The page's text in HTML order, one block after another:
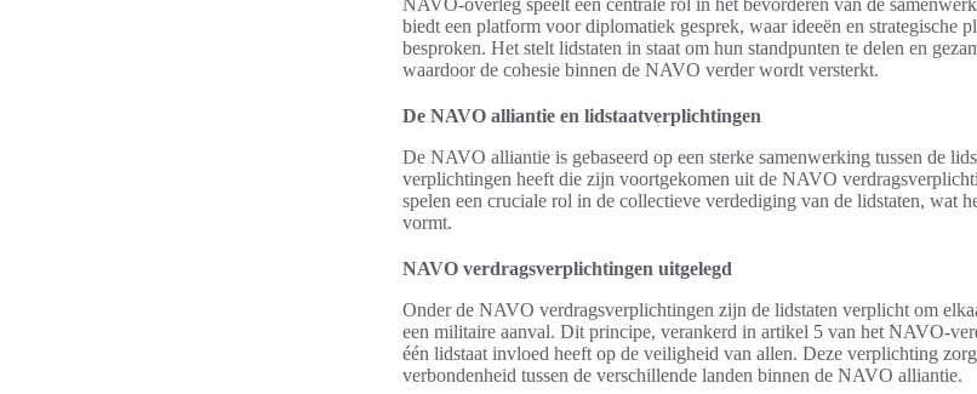
NAVO-overleg speelt een centrale rol in het bevorderen van de
biedt een platform voor diplomatiek gesprek, waar ideeën en strategische
besproken. Het stelt lidstaten in staat om hun standpunten te delen en
waardoor de cohesie binnen de NAVO verder wordt versterkt.
De NAVO alliantie en lidstaatverplichtingen
De NAVO alliantie is gebaseerd op een sterke samenwerking tussen de
verplichtingen heeft die zijn voortgekomen uit de NAVO
spelen een cruciale rol in de collectieve verdediging van de lidstaten, wat
vormt.
NAVO verdragsverplichtingen uitgelegd
Onder de NAVO verdragsverplichtingen zijn de lidstaten verplicht om
een militaire aanval. Dit principe, verankerd in artikel 5 van het NAVO-
één lidstaat invloed heeft op de veiligheid van allen. Deze verplichting
verbondenheid tussen de verschillende landen binnen de NAVO alliantie.